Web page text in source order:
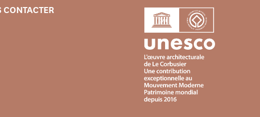
CONTACTER